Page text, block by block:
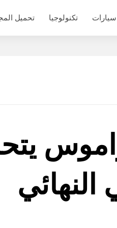
سيارات تكنولوجيا تحميل
راموس